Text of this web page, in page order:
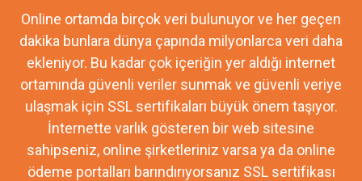
Online ortamda birçok veri bulunuyor ve her geçen
dakika bunlara dünya çapında milyonlarca veri daha
ekleniyor. Bu kadar çok içeriğin yer aldığı internet
ortamında güvenli veriler sunmak ve güvenli veriye
ulaşmak için SSL sertifikaları büyük önem taşıyor.
İnternette varlık gösteren bir web sitesine
sahipseniz, online şirketleriniz varsa ya da online
ödeme portalları barındırıyorsanız SSL sertifikası